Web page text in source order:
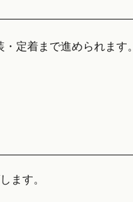
定着まで進められます。
ます。